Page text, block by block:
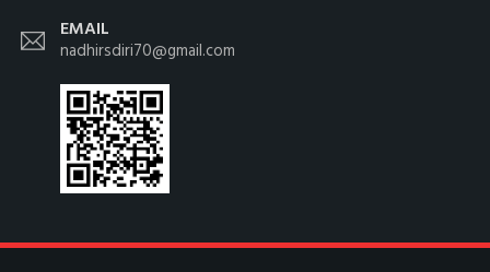
EMAIL
nadhirsdiri70@gmail.com